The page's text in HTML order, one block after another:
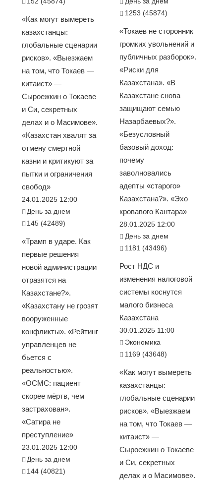
«Как могут вымереть
казахстанцы:
глобальные сценарии
рисков». «Выезжаем
на том, что Токаев —
китаист» —
Сыроежкин о Токаеве
и Си, секретных
делах и о Масимове».
«Казахстан хвалят за
отмену смертной
казни и критикуют за
пытки и ограничения
свобод»
24.01.2025 12:00
День за днем
145 (42489)
«Трамп в ударе. Как
первые решения
новой администрации
отразятся на
Казахстане?».
«Казахстану не грозят
вооруженные
конфликты». «Рейтинг
управленцев не
бьется с
реальностью».
«ОСМС: пациент
скорее мёртв, чем
застрахован».
«Сатира не
преступление»
23.01.2025 12:00
День за днем
144 (40821)
1253 (45874)
«Токаев не сторонник
громких увольнений и
публичных разборок».
«Риски для
Казахстана». «В
Казахстане снова
защищают семью
Назарбаевых?».
«Безусловный
базовый доход:
почему
заволновались
адепты «старого»
Казахстана?». «Эхо
кровавого Кантара»
28.01.2025 12:00
День за днем
1181 (43496)
Рост НДС и
изменения налоговой
системы коснутся
малого бизнеса
Казахстана
30.01.2025 11:00
Экономика
1169 (43648)
«Как могут вымереть
казахстанцы:
глобальные сценарии
рисков». «Выезжаем
на том, что Токаев —
китаист» —
Сыроежкин о Токаеве
и Си, секретных
делах и о Масимове».